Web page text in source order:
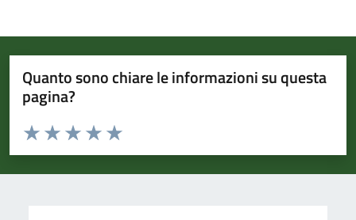
Quanto sono chiare le informazioni su questa
pagina?
Valuta da 1 a 5 stelle la pagina
Valuta 5 stelle su 5
Valuta 4 stelle su 5
Valuta 3 stelle su 5
Valuta 2 stelle su 5
Valuta 1 stelle su 5